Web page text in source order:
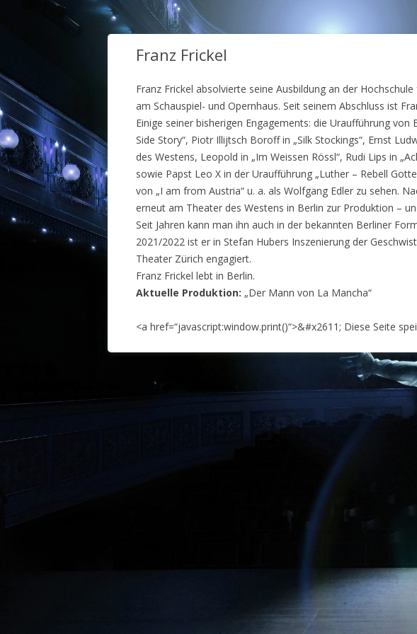
Franz Frickel
Franz Frickel absolvierte seine Ausbildung an der
am Schauspiel- und Opernhaus. Seit seinem Abschluss ist
Einige seiner bisherigen Engagements: die Uraufführung von
Side Story“, Piotr Illijtsch Boroff in „Silk Stockings“, Ernst
des Westens, Leopold in „Im Weissen Rössl“, Rudi Lips in
sowie Papst Leo X in der Uraufführung „Luther – Rebell
von „I am from Austria“ u. a. als Wolfgang Edler zu sehen.
erneut am Theater des Westens in Berlin zur Produktion –
Seit Jahren kann man ihn auch in der bekannten Berliner
2021/2022 ist er in Stefan Hubers Inszenierung der
Theater Zürich engagiert.
Franz Frickel lebt in Berlin.
Aktuelle Produktion: „Der Mann von La Mancha“
<a href=“javascript:window.print()“>&#x2611; Diese Seite